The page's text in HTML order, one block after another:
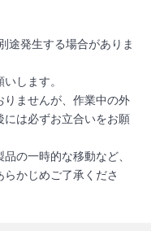
途発生する場合がありま
します。
りませんが、作業中の外
には必ずお立合いをお願
の一時的な移動など、
かじめご了承くださ